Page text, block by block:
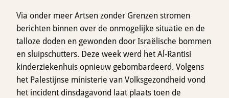
Via onder meer Artsen zonder Grenzen stromen
berichten binnen over de onmogelijke situatie en de
talloze doden en gewonden door Israëlische bommen
en sluipschutters. Deze week werd het Al-Rantisi
kinderziekenhuis opnieuw gebombardeerd. Volgens
het Palestijnse ministerie van Volksgezondheid vond
het incident dinsdagavond laat plaats toen de